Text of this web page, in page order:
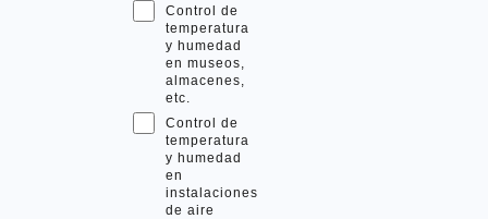
Control de
temperatura
y humedad
en museos,
almacenes,
etc.
Control de
temperatura
y humedad
en
instalaciones
de aire